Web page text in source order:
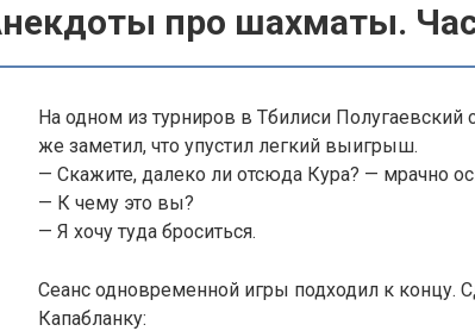
про шахматы.
На одном из турниров в Тбилиси Полугаевский
же заметил, что упустил легкий выигрыш.
— Скажите, далеко ли отсюда Кура? — мрачно
— К чему это вы?
— Я хочу туда броситься.
Сеанс одновременной игры подходил к концу.
Капабланку: